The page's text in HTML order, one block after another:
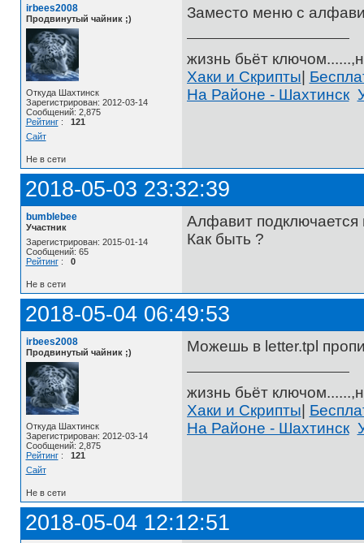
irbees2008
Продвинутый чайник ;)
Откуда Шахтинск
Зарегистрирован: 2012-03-14
Сообщений: 2,875
Рейтинг: 121
Сайт
Заместо меню с
жизнь бьёт
Хаки и Скрипты|
На Районе - Шахтинск
Не в сети
2018-05-03 23:32:39
bumblebee
Участник
Зарегистрирован: 2015-01-14
Сообщений: 65
Рейтинг: 0
Алфавит
Как быть ?
Не в сети
2018-05-04 06:49:53
irbees2008
Продвинутый чайник ;)
Откуда Шахтинск
Зарегистрирован: 2012-03-14
Сообщений: 2,875
Рейтинг: 121
Сайт
Можешь в letter.tpl
жизнь бьёт
Хаки и Скрипты|
На Районе - Шахтинск
Не в сети
2018-05-04 12:12:51